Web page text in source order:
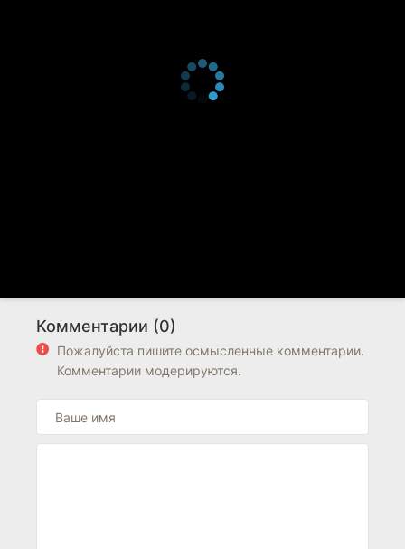
Комментарии (0)
Пожалуйста пишите осмысленные комментарии.
Комментарии модерируются.